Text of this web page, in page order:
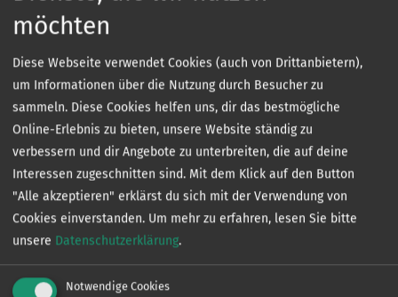
hier gut angeln und Wassersport betreiben. Im Sommer
man dabei auf die Gezeiten und Strömungen achten.
Das Südliche Verbindungstief ist auch ein wichtiger
Lebensraum für viele Tier- und Pflanzenarten.
Insbesondere Vögel wie Enten, Gänse und Reiher sind
hier zu Hause. Auch verschiedene Fischarten, Muscheln
und Krebse kann man im Tief beobachten.
Der Kanal ist ein beliebtes Angelrevier und bietet eine
Vielzahl von Fischarten.
möchten
Diese Webseite verwendet Cookies (auch von Drittanbietern),
um Informationen über die Nutzung durch Besucher zu
sammeln. Diese Cookies helfen uns, dir das bestmögliche
Online-Erlebnis zu bieten, unsere Website ständig zu
verbessern und dir Angebote zu unterbreiten, die auf deine
Interessen zugeschnitten sind. Mit dem Klick auf den Button
"Alle akzeptieren" erklärst du sich mit der Verwendung von
Cookies einverstanden. Um mehr zu erfahren, lesen Sie bitte
unsere Datenschutzerklärung.
Notwendige Cookies